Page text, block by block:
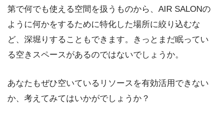
第で何でも使える空間を扱うものから、AIR SALONの
ように何かをするために特化した場所に絞り込むな
ど、深堀りすることもできます。きっとまだ眠ってい
る空きスペースがあるのではないでしょうか。
あなたもぜひ空いているリソースを有効活用できない
か、考えてみてはいかがでしょうか？